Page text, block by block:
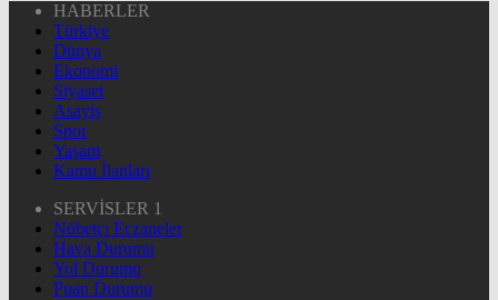
HABERLER
Türkiye
Dünya
Ekonomi
Siyaset
Asayiş
Spor
Yaşam
Kamu İlanları
SERVİSLER 1
Nöbetçi Eczaneler
Hava Durumu
Yol Durumu
Puan Durumu